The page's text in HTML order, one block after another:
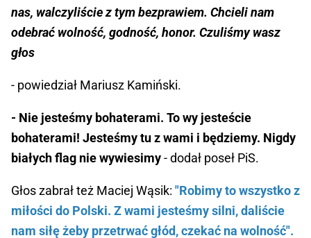
nas, walczyliście z tym bezprawiem. Chcieli nam
odebrać wolność, godność, honor. Czuliśmy wasz
głos
- powiedział Mariusz Kamiński.
- Nie jesteśmy bohaterami. To wy jesteście
bohaterami! Jesteśmy tu z wami i będziemy. Nigdy
białych flag nie wywiesimy- dodał poseł PiS.
Głos zabrał też Maciej Wąsik: "Robimy to wszystko z
miłości do Polski. Z wami jesteśmy silni, daliście
nam siłę żeby przetrwać głód, czekać na wolność".